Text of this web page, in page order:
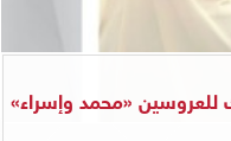
للعروسين «محمد وإسراء»